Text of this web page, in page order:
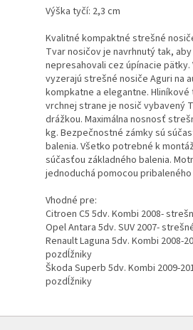
Výška tyčí: 2,3 cm
Kvalitné kompaktné strešné
Tvar nosičov je navrhnutý tak,
nepresahovali cez úpínacie pätky.
vyzerajú strešné nosiče Aguri na
kompkatne a elegantne. Hliníkové
vrchnej strane je nosič vybavený
drážkou. Maximálna nosnosť
kg. Bezpečnostné zámky sú
balenia. Všetko potrebné k
súčasťou základného balenia.
jednoduchá pomocou pribaleného
Vhodné pre:
Citroen C5 5dv. Kombi 2008-
Opel Antara 5dv. SUV 2007-
Renault Laguna 5dv. Kombi 2008-
pozdĺžniky
Škoda Superb 5dv. Kombi 2009-
pozdĺžniky